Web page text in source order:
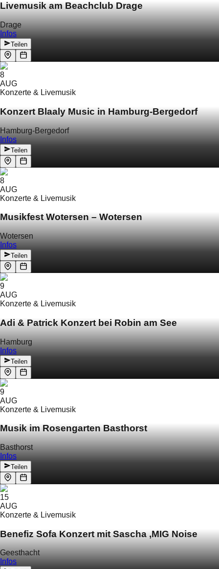
Livemusik am Beachclub Drage
Drage
Infos
Teilen
8
AUG
Konzerte & Livemusik
Konzert Blaaly Music in Hamburg-Bergedorf
Hamburg-Bergedorf
Infos
Teilen
8
AUG
Konzerte & Livemusik
Musikfest Wotersen – Wotersen
Wotersen
Infos
Teilen
9
AUG
Konzerte & Livemusik
Adi & Patrick Konzert bei Robin am See
Hamburg
Infos
Teilen
9
AUG
Konzerte & Livemusik
Musik im Rosengarten Basthorst
Basthorst
Infos
Teilen
15
AUG
Konzerte & Livemusik
Benefiz Sofa Konzert mit Sascha ‚MIG Noise
Geesthacht
Infos